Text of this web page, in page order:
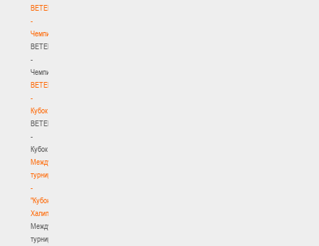
BETERA
-
Чемпионат
BETERA
-
Чемпионат
BETERA
-
Кубок
BETERA
-
Кубок
Международный
турнир
-
"Кубок
Халипского"
Международный
турнир